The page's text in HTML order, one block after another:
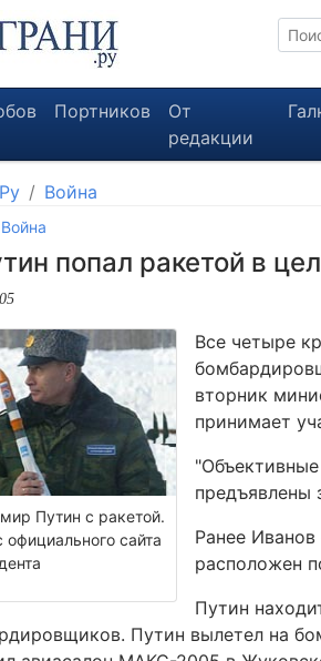
Портников
От
редакции
Война
Война
попал ракетой в
Путин с ракетой.
официального сайта
Все четыре
вторник
принимает
предъявлены
Ранее
расположен
Путин
Путин вылетел на